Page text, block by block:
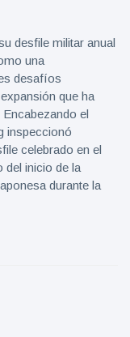
desfile militar anual
una
desafíos
que ha
el
inspeccionó
celebrado en el
del inicio de la
durante la